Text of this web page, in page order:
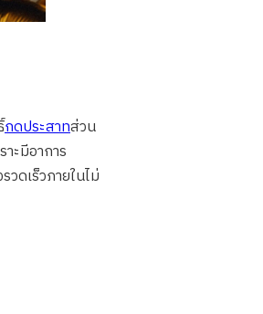
กดประสาทส่วน
ะมีอาการ
ดเร็วภายในไม่